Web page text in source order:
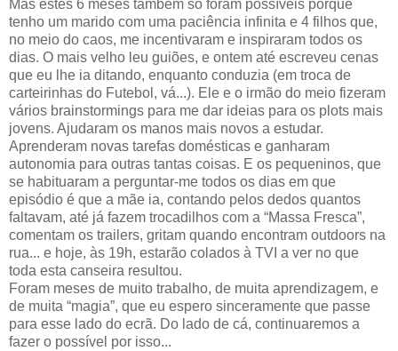
Mas estes 6 meses também só foram possíveis porque
tenho um marido com uma paciência infinita e 4 filhos que,
no meio do caos, me incentivaram e inspiraram todos os
dias. O mais velho leu guiões, e ontem até escreveu cenas
que eu lhe ia ditando, enquanto conduzia (em troca de
carteirinhas do Futebol, vá...). Ele e o irmão do meio fizeram
vários brainstormings para me dar ideias para os plots mais
jovens. Ajudaram os manos mais novos a estudar.
Aprenderam novas tarefas domésticas e ganharam
autonomia para outras tantas coisas. E os pequeninos, que
se habituaram a perguntar-me todos os dias em que
episódio é que a mãe ia, contando pelos dedos quantos
faltavam, até já fazem trocadilhos com a “Massa Fresca”,
comentam os trailers, gritam quando encontram outdoors na
rua... e hoje, às 19h, estarão colados à TVI a ver no que
toda esta canseira resultou.
Foram meses de muito trabalho, de muita aprendizagem, e
de muita “magia”, que eu espero sinceramente que passe
para esse lado do ecrã. Do lado de cá, continuaremos a
fazer o possível por isso...